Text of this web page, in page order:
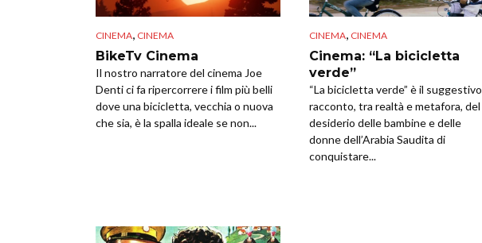
CINEMA, CINEMA
BikeTv Cinema
Il nostro narratore del cinema Joe
Denti ci fa ripercorrere i film più belli
dove una bicicletta, vecchia o nuova
che sia, è la spalla ideale se non...
CINEMA, CINEMA
Cinema: “La bicicletta
verde”
“La bicicletta verde” è il suggestivo
racconto, tra realtà e metafora, del
desiderio delle bambine e delle
donne dell’Arabia Saudita di
conquistare...